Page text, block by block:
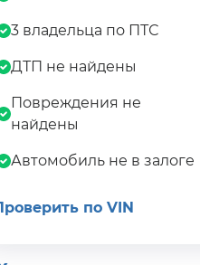
3 владельца по ПТС
ДТП не найдены
Повреждения не
найдены
Автомобиль не в залоге
по VIN